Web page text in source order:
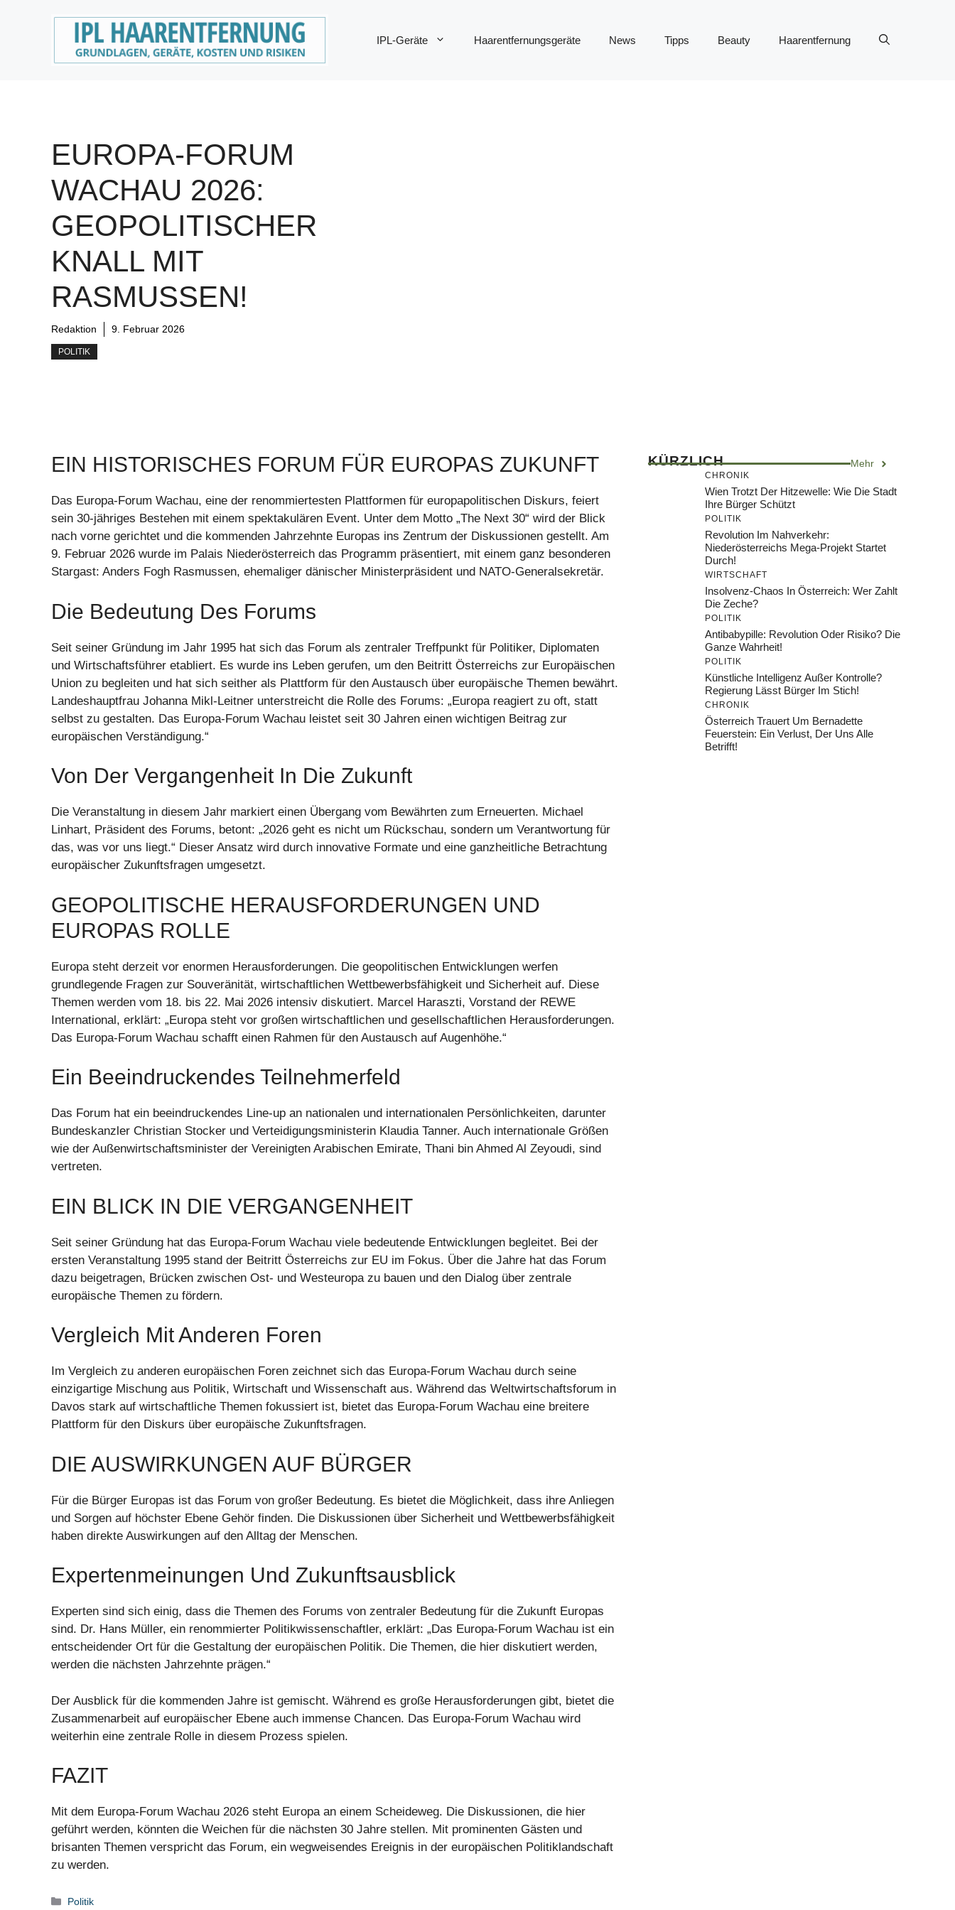
IPL-Geräte Haarentfernungsgeräte News Tipps Beauty Haarentfernung
EUROPA-FORUM
WACHAU 2026:
GEOPOLITISCHER
KNALL MIT
RASMUSSEN!
Redaktion 9. Februar 2026
POLITIK
EIN HISTORISCHES FORUM FÜR EUROPAS ZUKUNFT
Das Europa-Forum Wachau, eine der renommiertesten Plattformen für europapolitischen Diskurs, feiert
sein 30-jähriges Bestehen mit einem spektakulären Event. Unter dem Motto „The Next 30“ wird der Blick
nach vorne gerichtet und die kommenden Jahrzehnte Europas ins Zentrum der Diskussionen gestellt. Am
9. Februar 2026 wurde im Palais Niederösterreich das Programm präsentiert, mit einem ganz besonderen
Stargast: Anders Fogh Rasmussen, ehemaliger dänischer Ministerpräsident und NATO-Generalsekretär.
Die Bedeutung Des Forums
Seit seiner Gründung im Jahr 1995 hat sich das Forum als zentraler Treffpunkt für Politiker, Diplomaten
und Wirtschaftsführer etabliert. Es wurde ins Leben gerufen, um den Beitritt Österreichs zur Europäischen
Union zu begleiten und hat sich seither als Plattform für den Austausch über europäische Themen bewährt.
Landeshauptfrau Johanna Mikl-Leitner unterstreicht die Rolle des Forums: „Europa reagiert zu oft, statt
selbst zu gestalten. Das Europa-Forum Wachau leistet seit 30 Jahren einen wichtigen Beitrag zur
europäischen Verständigung.“
Von Der Vergangenheit In Die Zukunft
Die Veranstaltung in diesem Jahr markiert einen Übergang vom Bewährten zum Erneuerten. Michael
Linhart, Präsident des Forums, betont: „2026 geht es nicht um Rückschau, sondern um Verantwortung für
das, was vor uns liegt.“ Dieser Ansatz wird durch innovative Formate und eine ganzheitliche Betrachtung
europäischer Zukunftsfragen umgesetzt.
GEOPOLITISCHE HERAUSFORDERUNGEN UND
EUROPAS ROLLE
Europa steht derzeit vor enormen Herausforderungen. Die geopolitischen Entwicklungen werfen
grundlegende Fragen zur Souveränität, wirtschaftlichen Wettbewerbsfähigkeit und Sicherheit auf. Diese
Themen werden vom 18. bis 22. Mai 2026 intensiv diskutiert. Marcel Haraszti, Vorstand der REWE
International, erklärt: „Europa steht vor großen wirtschaftlichen und gesellschaftlichen Herausforderungen.
Das Europa-Forum Wachau schafft einen Rahmen für den Austausch auf Augenhöhe.“
Ein Beeindruckendes Teilnehmerfeld
Das Forum hat ein beeindruckendes Line-up an nationalen und internationalen Persönlichkeiten, darunter
Bundeskanzler Christian Stocker und Verteidigungsministerin Klaudia Tanner. Auch internationale Größen
wie der Außenwirtschaftsminister der Vereinigten Arabischen Emirate, Thani bin Ahmed Al Zeyoudi, sind
vertreten.
EIN BLICK IN DIE VERGANGENHEIT
Seit seiner Gründung hat das Europa-Forum Wachau viele bedeutende Entwicklungen begleitet. Bei der
ersten Veranstaltung 1995 stand der Beitritt Österreichs zur EU im Fokus. Über die Jahre hat das Forum
dazu beigetragen, Brücken zwischen Ost- und Westeuropa zu bauen und den Dialog über zentrale
europäische Themen zu fördern.
Vergleich Mit Anderen Foren
Im Vergleich zu anderen europäischen Foren zeichnet sich das Europa-Forum Wachau durch seine
einzigartige Mischung aus Politik, Wirtschaft und Wissenschaft aus. Während das Weltwirtschaftsforum in
Davos stark auf wirtschaftliche Themen fokussiert ist, bietet das Europa-Forum Wachau eine breitere
Plattform für den Diskurs über europäische Zukunftsfragen.
DIE AUSWIRKUNGEN AUF BÜRGER
Für die Bürger Europas ist das Forum von großer Bedeutung. Es bietet die Möglichkeit, dass ihre Anliegen
und Sorgen auf höchster Ebene Gehör finden. Die Diskussionen über Sicherheit und Wettbewerbsfähigkeit
haben direkte Auswirkungen auf den Alltag der Menschen.
Expertenmeinungen Und Zukunftsausblick
Experten sind sich einig, dass die Themen des Forums von zentraler Bedeutung für die Zukunft Europas
sind. Dr. Hans Müller, ein renommierter Politikwissenschaftler, erklärt: „Das Europa-Forum Wachau ist ein
entscheidender Ort für die Gestaltung der europäischen Politik. Die Themen, die hier diskutiert werden,
werden die nächsten Jahrzehnte prägen.“
Der Ausblick für die kommenden Jahre ist gemischt. Während es große Herausforderungen gibt, bietet die
Zusammenarbeit auf europäischer Ebene auch immense Chancen. Das Europa-Forum Wachau wird
weiterhin eine zentrale Rolle in diesem Prozess spielen.
FAZIT
Mit dem Europa-Forum Wachau 2026 steht Europa an einem Scheideweg. Die Diskussionen, die hier
geführt werden, könnten die Weichen für die nächsten 30 Jahre stellen. Mit prominenten Gästen und
brisanten Themen verspricht das Forum, ein wegweisendes Ereignis in der europäischen Politiklandschaft
zu werden.
Kategorien
Politik
KÜRZLICH Mehr
CHRONIK
Wien Trotzt Der Hitzewelle: Wie Die Stadt
Ihre Bürger Schützt
POLITIK
Revolution Im Nahverkehr:
Niederösterreichs Mega-Projekt Startet
Durch!
WIRTSCHAFT
Insolvenz-Chaos In Österreich: Wer Zahlt
Die Zeche?
POLITIK
Antibabypille: Revolution Oder Risiko? Die
Ganze Wahrheit!
POLITIK
Künstliche Intelligenz Außer Kontrolle?
Regierung Lässt Bürger Im Stich!
CHRONIK
Österreich Trauert Um Bernadette
Feuerstein: Ein Verlust, Der Uns Alle
Betrifft!